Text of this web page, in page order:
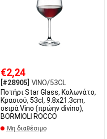
€2,24
[#28905] VINO/53CL
Ποτήρι Star Glass, Κολωνάτο,
Κρασιού, 53cl, 9.8x21.3cm,
σειρά Vino (πρώην divino),
BORMIOLI ROCCO
Μη διαθέσιμο